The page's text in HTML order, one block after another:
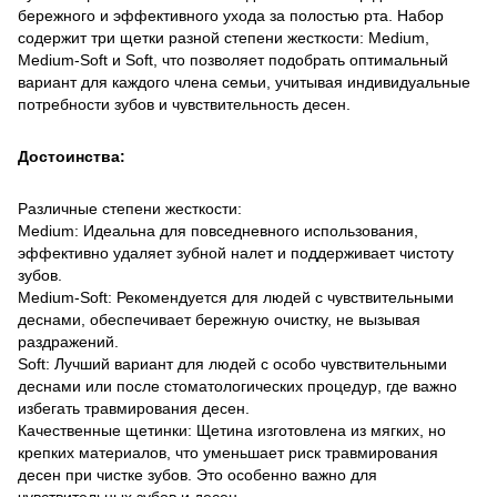
бережного и эффективного ухода за полостью рта. Набор
содержит три щетки разной степени жесткости: Medium,
Medium-Soft и Soft, что позволяет подобрать оптимальный
вариант для каждого члена семьи, учитывая индивидуальные
потребности зубов и чувствительность десен.
Достоинства:
Различные степени жесткости:
Medium: Идеальна для повседневного использования,
эффективно удаляет зубной налет и поддерживает чистоту
зубов.
Medium-Soft: Рекомендуется для людей с чувствительными
деснами, обеспечивает бережную очистку, не вызывая
раздражений.
Soft: Лучший вариант для людей с особо чувствительными
деснами или после стоматологических процедур, где важно
избегать травмирования десен.
Качественные щетинки: Щетина изготовлена ​​из мягких, но
крепких материалов, что уменьшает риск травмирования
десен при чистке зубов. Это особенно важно для